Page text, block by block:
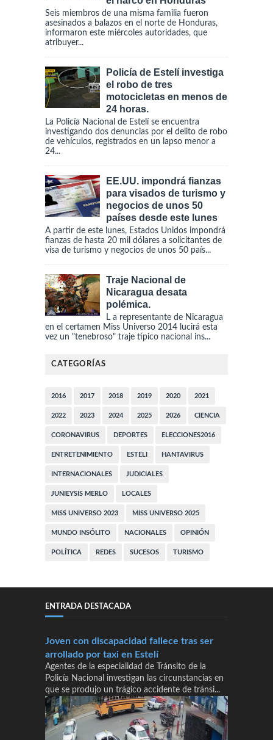
Seis miembros de una misma familia fueron
asesinados a balazos en el norte de Honduras,
informaron este miércoles autoridades, que
atribuyer...
Policía de Estelí investiga
el robo de tres
motocicletas en menos de
24 horas.
La Policía Nacional de Estelí se encuentra
investigando dos denuncias por el delito de robo
de vehículos, registrados en un lapso menor a
24...
EE.UU. impondrá fianzas
para visados de turismo y
negocios de unos 50
países desde este lunes
A partir de este lunes, Estados Unidos impondrá
fianzas de hasta 20 mil dólares a solicitantes de
visa de turismo y negocios de unos 50 país...
Traje Nacional de
Nicaragua desata
polémica.
L a representante de Nicaragua
en el certamen Miss Universo 2014 lucirá esta
vez un "tenebroso" traje típico nacional ins...
CATEGORÍAS
2016 2017 2018 2019 2020 2021
2022 2023 2024 2025 2026 CIENCIA
CORONAVIRUS DEPORTES ELECCIONES2016
ENTRETENIMIENTO ESTELI HANTAVIRUS
INTERNACIONALES JUDICIALES
JUNIEYSIS MERLO LOCALES
MISS UNIVERSO 2023 MISS UNIVERSO 2025
MUNDO INSÓLITO NACIONALES OPINIÓN
POLÍTICA REDES SUCESOS TURISMO
ENTRADA DESTACADA
Joven con discapacidad fallece tras ser
arrollado por taxi en Estelí
Agentes de la especialidad de Tránsito de la
Policía Nacional investigan las circunstancias en
que se produjo un trágico accidente de tránsi...